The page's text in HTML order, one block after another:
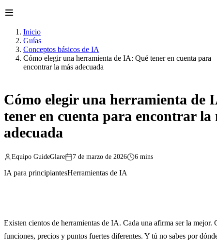
Inicio
Guías
Conceptos básicos de IA
Cómo elegir una herramienta de IA: Qué tener en cuenta para
encontrar la más adecuada
Cómo elegir una herramienta de
tener en cuenta para encontrar la
adecuada
Equipo GuideGlare 7 de marzo de 2026 6 mins
IA para principiantesHerramientas de IA
Existen cientos de herramientas de IA. Cada una afirma ser la mejor.
funciones, precios y puntos fuertes diferentes. Y tú no sabes por